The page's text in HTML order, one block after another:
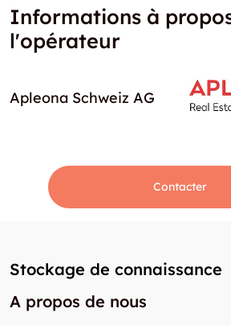
Informations à
l'opérateur
Apleona Schweiz AG
Contacter
Stockage de connaissance
A propos de nous